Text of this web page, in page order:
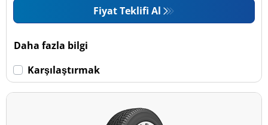
Fiyat Teklifi Al
Daha fazla bilgi
Karşılaştırmak